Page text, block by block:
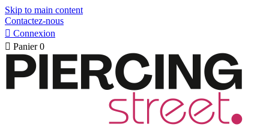
Skip to main content
Contactez-nous
 Connexion
 Panier 0